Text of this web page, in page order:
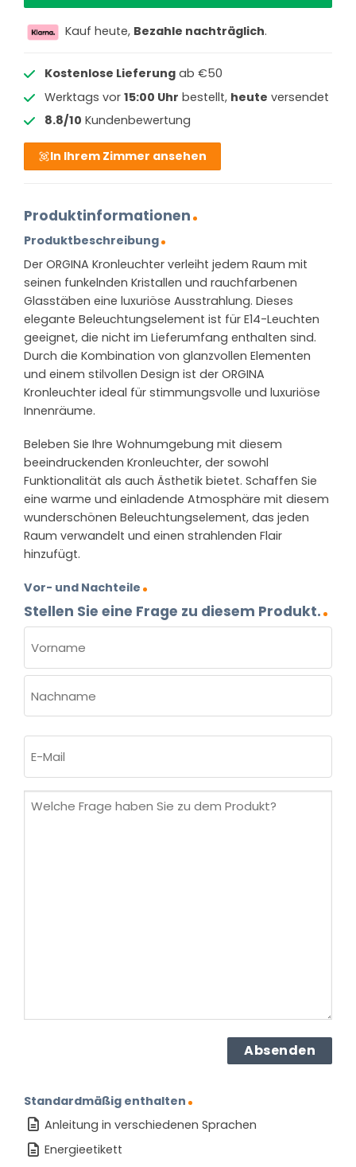
Kauf heute, Bezahle nachträglich.
Kostenlose Lieferungab €50
Werktags vor 15:00 Uhr bestellt, heute versendet
8.8/10 Kundenbewertung
In Ihrem Zimmer ansehen
Produktinformationen
Produktbeschreibung
Der ORGINA Kronleuchter verleiht jedem Raum mit
seinen funkelnden Kristallen und rauchfarbenen
Glasstäben eine luxuriöse Ausstrahlung. Dieses
elegante Beleuchtungselement ist für E14-Leuchten
geeignet, die nicht im Lieferumfang enthalten sind.
Durch die Kombination von glanzvollen Elementen
und einem stilvollen Design ist der ORGINA
Kronleuchter ideal für stimmungsvolle und luxuriöse
Innenräume.
Beleben Sie Ihre Wohnumgebung mit diesem
beeindruckenden Kronleuchter, der sowohl
Funktionalität als auch Ästhetik bietet. Schaffen Sie
eine warme und einladende Atmosphäre mit diesem
wunderschönen Beleuchtungselement, das jeden
Raum verwandelt und einen strahlenden Flair
hinzufügt.
Vor- und Nachteile
Stellen Sie eine Frage zu diesem Produkt.
(ERFORDERLICH)
Vorname
Mail
Welche
Standardmäßig enthalten
Anleitung in verschiedenen Sprachen
Energieetikett